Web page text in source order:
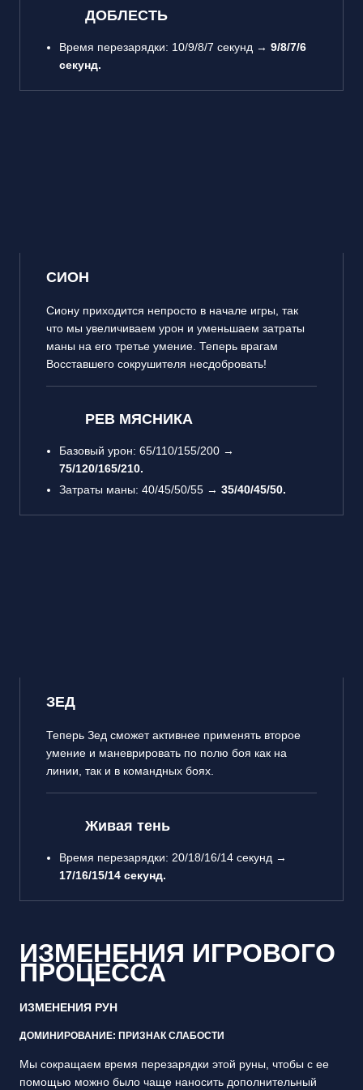
ДОБЛЕСТЬ
Время перезарядки: 10/9/8/7 секунд → 9/8/7/6
секунд.
СИОН
Сиону приходится непросто в начале игры, так
что мы увеличиваем урон и уменьшаем затраты
маны на его третье умение. Теперь врагам
Восставшего сокрушителя несдобровать!
РЕВ МЯСНИКА
Базовый урон: 65/110/155/200 →
75/120/165/210.
Затраты маны: 40/45/50/55 → 35/40/45/50.
ЗЕД
Теперь Зед сможет активнее применять второе
умение и маневрировать по полю боя как на
линии, так и в командных боях.
Живая тень
Время перезарядки: 20/18/16/14 секунд →
17/16/15/14 секунд.
ИЗМЕНЕНИЯ ИГРОВОГО
ПРОЦЕССА
ИЗМЕНЕНИЯ РУН
ДОМИНИРОВАНИЕ: ПРИЗНАК СЛАБОСТИ
Мы сокращаем время перезарядки этой руны, чтобы с ее
помощью можно было чаще наносить дополнительный